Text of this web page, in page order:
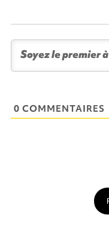
0 COMMENTAIRES